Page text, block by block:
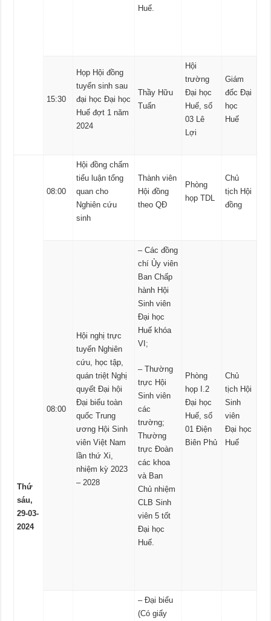
Huế.
15:30
Họp Hội đồng
tuyển sinh sau
đại học Đại học
Huế đợt 1 năm
2024
Thầy Hữu
Tuấn
Hội
trường
Đại học
Huế, số
03 Lê
Lợi
Giám
đốc Đại
học
Huế
Thứ
sáu,
29-03-
2024
08:00
Hội đồng chấm
tiểu luận tổng
quan cho
Nghiên cứu
sinh
Thành viên
Hội đồng
theo QĐ
Phòng
họp TDL
Chủ
tịch Hội
đồng
08:00
Hội nghị trực
tuyến Nghiên
cứu, học tập,
quán triệt Nghị
quyết Đại hội
Đại biểu toàn
quốc Trung
ương Hội Sinh
viên Việt Nam
lần thứ Xi,
nhiệm kỳ 2023
– 2028
– Các đồng
chí Ủy viên
Ban Chấp
hành Hội
Sinh viên
Đại học
Huế khóa
VI;
– Thường
trực Hội
Sinh viên
các
trường;
Thường
trực Đoàn
các khoa
và Ban
Chủ nhiệm
CLB Sinh
viên 5 tốt
Đại học
Huế.
Phòng
họp I.2
Đại học
Huế, số
01 Điện
Biên Phủ
Chủ
tịch Hội
Sinh
viên
Đại học
Huế
– Đại biểu
(Có giấy